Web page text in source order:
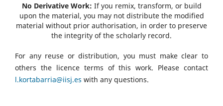
No Derivative Work: If you remix, transform, or build
upon the material, you may not distribute the modified
material without prior authorisation, in order to preserve
the integrity of the scholarly record.
For any reuse or distribution, you must make clear to
others the licence terms of this work. Please contact
l.kortabarria@iisj.es with any questions.